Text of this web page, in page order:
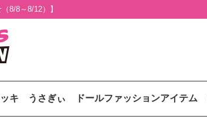
8/8～8/12）】
キ うさぎぃ ドールファッションアイテム